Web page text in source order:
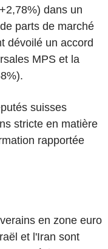
dans un
parts de marché
dévoilé un accord
MPS et la
suisses
stricte en matière
rapportée
en zone euro
et l'Iran sont